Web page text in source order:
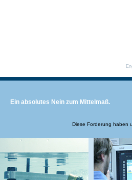
Ein absolutes Nein zum Mittelmaß.
Diese Forderung haben